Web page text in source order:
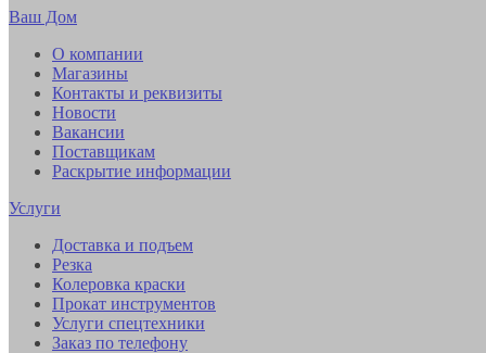
Ваш Дом
О компании
Магазины
Контакты и реквизиты
Новости
Вакансии
Поставщикам
Раскрытие информации
Услуги
Доставка и подъем
Резка
Колеровка краски
Прокат инструментов
Услуги спецтехники
Заказ по телефону